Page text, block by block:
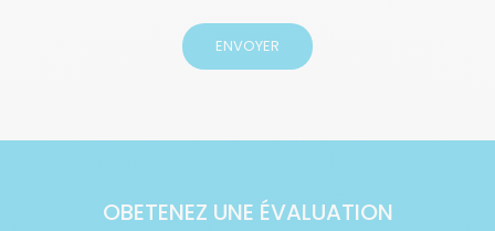
OBETENEZ UNE ÉVALUATION